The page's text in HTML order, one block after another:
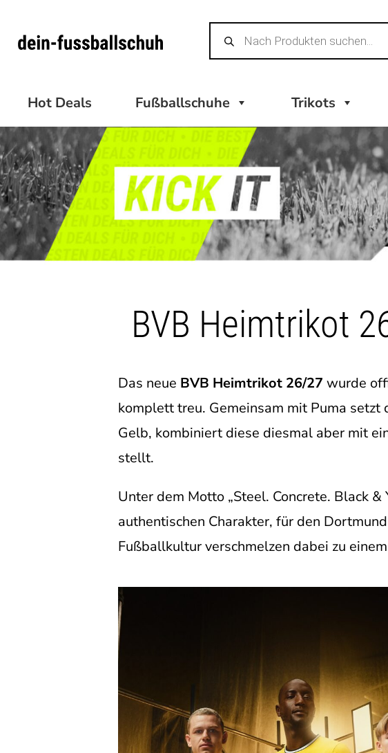
Inhalt
Products
search
Hot Deals Fußballschuhe Trikots
BVB Heimtrikot
Das neue BVB Heimtrikot 26/27 wurde
komplett treu. Gemeinsam mit Puma
Gelb, kombiniert diese diesmal aber mit
stellt.
Unter dem Motto „Steel. Concrete. Black
authentischen Charakter, für den
Fußballkultur verschmelzen dabei zu